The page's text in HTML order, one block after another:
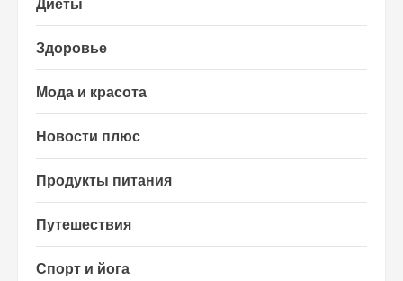
Диеты
Здоровье
Мода и красота
Новости плюс
Продукты питания
Путешествия
Спорт и йога